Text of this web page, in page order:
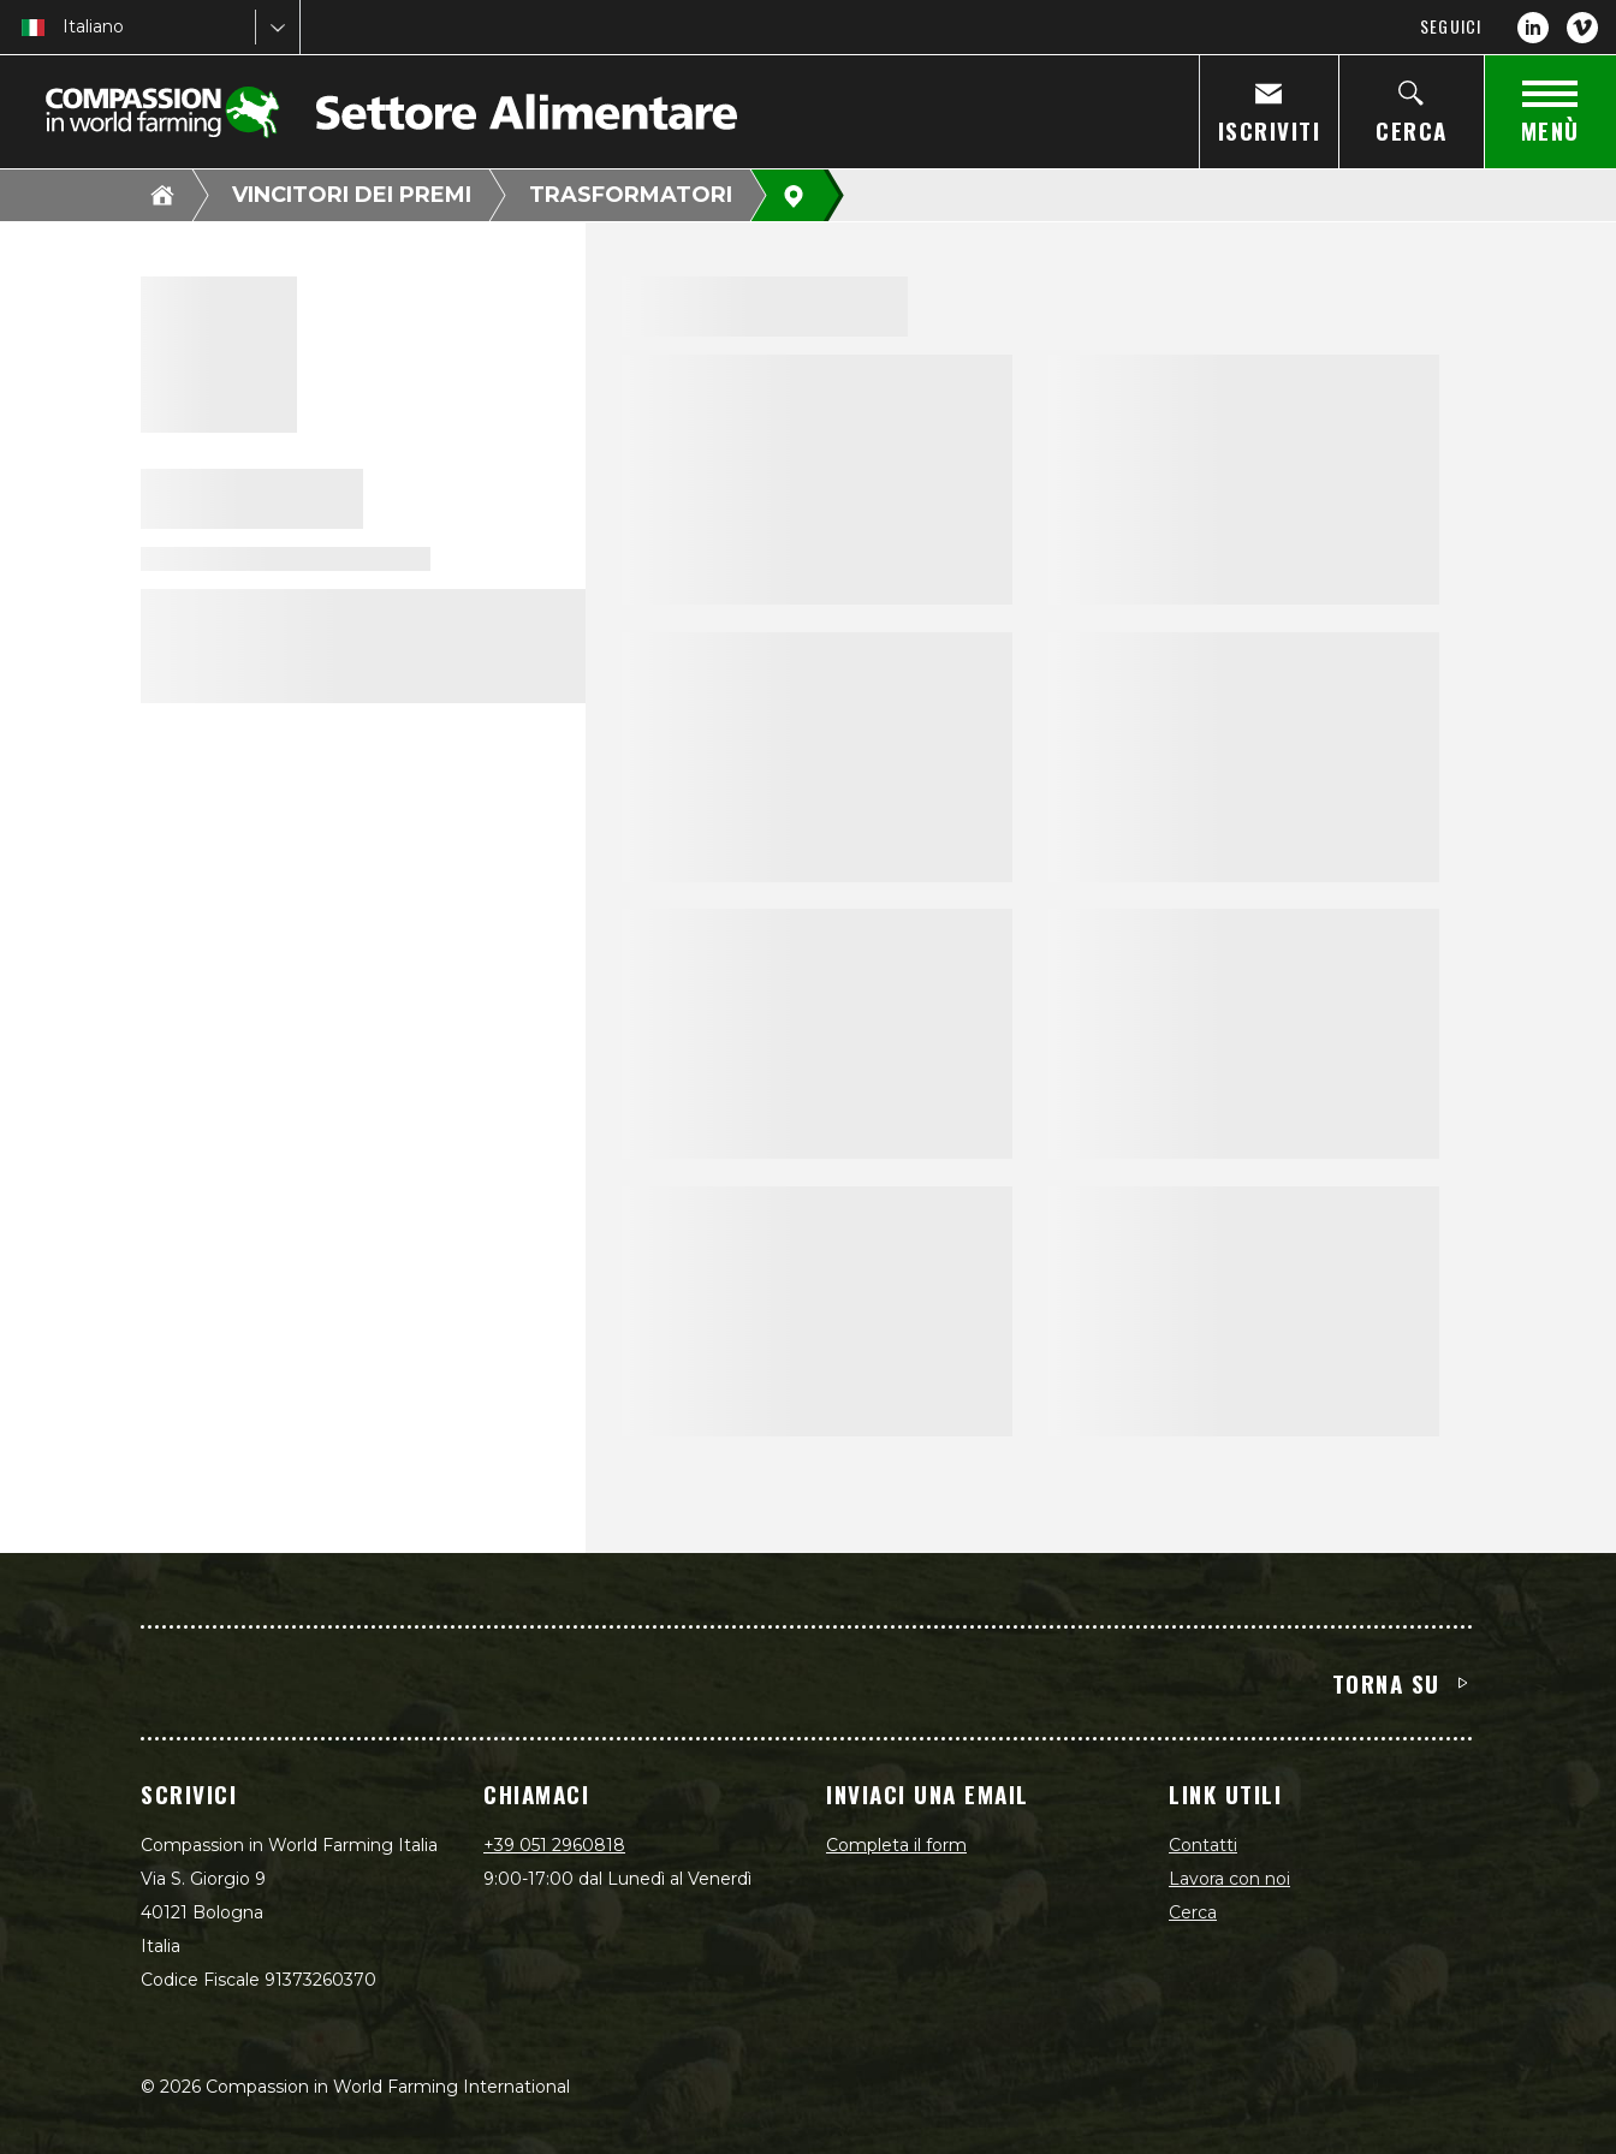
Italiano SEGUICI
ISCRIVITI CERCA MENÙ
VINCITORI DEI PREMI TRASFORMATORI
TORNA SU
SCRIVICI
Compassion in World Farming Italia
Via S. Giorgio 9
40121 Bologna
Italia
Codice Fiscale 91373260370
CHIAMACI
+39 051 2960818
9:00-17:00 dal Lunedì al Venerdì
INVIACI UNA EMAIL
Completa il form
LINK UTILI
Contatti
Lavora con noi
Cerca
© 2026 Compassion in World Farming International